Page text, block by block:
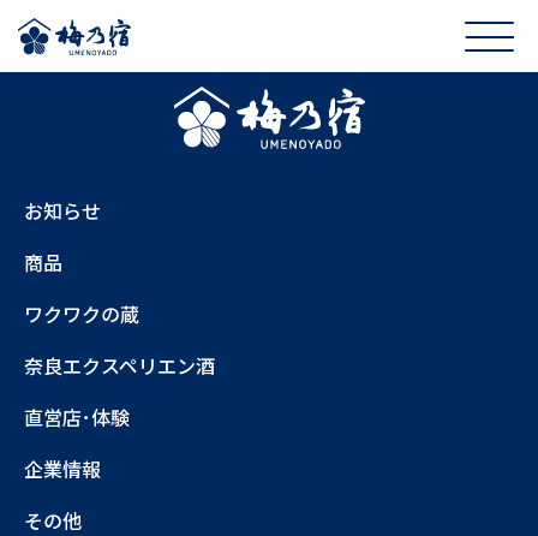
お知らせ
商品
ワクワクの蔵
奈良エクスペリエン酒
直営店･体験
企業情報
その他